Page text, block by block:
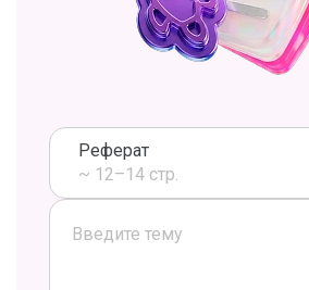
Реферат
~ 12–14 стр.